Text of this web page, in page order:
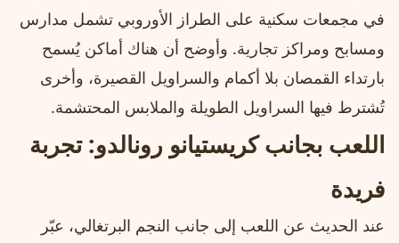
في مجمعات سكنية على الطراز الأوروبي تشمل مدارس
ومسابح ومراكز تجارية. وأوضح أن هناك أماكن يُسمح
بارتداء القمصان بلا أكمام والسراويل القصيرة، وأخرى
تُشترط فيها السراويل الطويلة والملابس المحتشمة.
اللعب بجانب كريستيانو رونالدو: تجربة
فريدة
عند الحديث عن اللعب إلى جانب النجم البرتغالي، عبّر